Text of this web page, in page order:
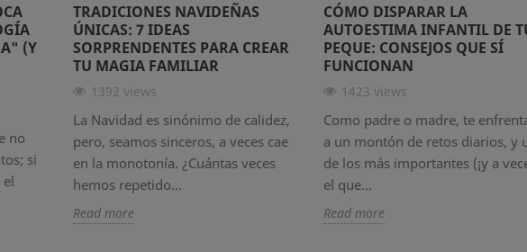
(Y
no
si
TRADICIONES NAVIDEÑAS
ÚNICAS: 7 IDEAS
SORPRENDENTES PARA CREAR
TU MAGIA FAMILIAR
1392 views
La Navidad es sinónimo de calidez,
pero, seamos sinceros, a veces cae
en la monotonía. ¿Cuántas veces
hemos repetido...
Read more
CÓMO DISPARAR LA
AUTOESTIMA INFANTIL DE
PEQUE: CONSEJOS QUE SÍ
FUNCIONAN
1423 views
Como padre o madre, te
a un montón de retos diarios, y
de los más importantes (¡y a
el que...
Read more